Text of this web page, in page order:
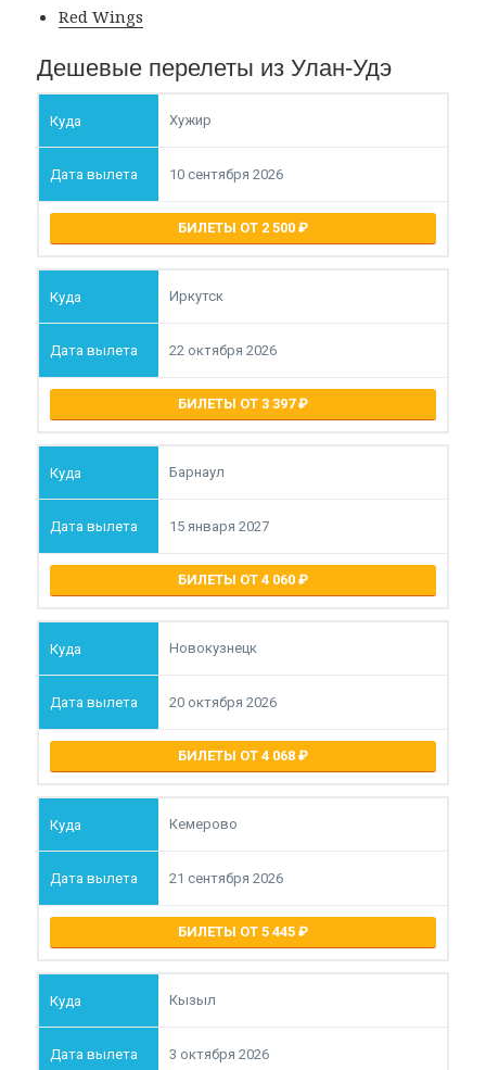
Red Wings
Дешевые перелеты из Улан-Удэ
Хужир
10 сентября 2026
БИЛЕТЫ ОТ 2 500
Иркутск
22 октября 2026
БИЛЕТЫ ОТ 3 397
Барнаул
15 января 2027
БИЛЕТЫ ОТ 4 060
Новокузнецк
20 октября 2026
БИЛЕТЫ ОТ 4 068
Кемерово
21 сентября 2026
БИЛЕТЫ ОТ 5 445
Кызыл
3 октября 2026